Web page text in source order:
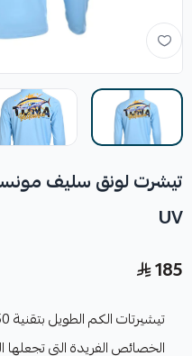
UV
185
الخصائص الفريدة التي تجعلها